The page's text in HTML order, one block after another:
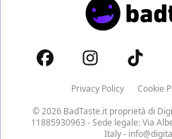
Privacy Policy Cookie
© 2026 BadTaste.it proprietà di
11885930963 - Sede legale: Via
Italy -